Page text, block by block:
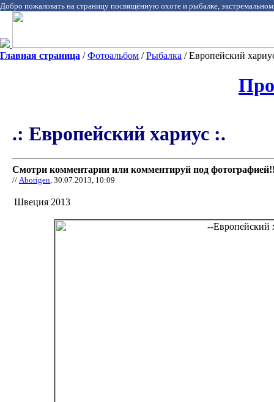
Добро пожаловать на страницу посвящённую охоте и рыбалке,
Главная страница /Фотоальбом /Рыбалка / Европейский
.: Европейский хариус :.
Смотри комментарии или комментируй под
// Aborigen, 30.07.2013, 10:09
Швеция 2013